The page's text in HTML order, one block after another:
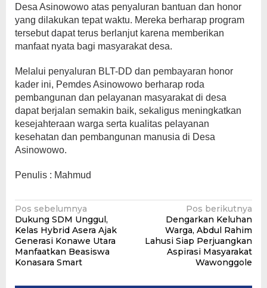
Desa Asinowowo atas penyaluran bantuan dan honor
yang dilakukan tepat waktu. Mereka berharap program
tersebut dapat terus berlanjut karena memberikan
manfaat nyata bagi masyarakat desa.
Melalui penyaluran BLT-DD dan pembayaran honor
kader ini, Pemdes Asinowowo berharap roda
pembangunan dan pelayanan masyarakat di desa
dapat berjalan semakin baik, sekaligus meningkatkan
kesejahteraan warga serta kualitas pelayanan
kesehatan dan pembangunan manusia di Desa
Asinowowo.
Penulis : Mahmud
Navigasi
pos
Pos sebelumnya
Dukung SDM Unggul,
Kelas Hybrid Asera Ajak
Generasi Konawe Utara
Manfaatkan Beasiswa
Konasara Smart
Pos berikutnya
Dengarkan Keluhan
Warga, Abdul Rahim
Lahusi Siap Perjuangkan
Aspirasi Masyarakat
Wawonggole